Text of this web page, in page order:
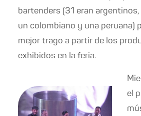
bartenders (31 eran
un colombiano y una peruana)
mejor trago a partir de los
exhibidos en la feria.
el